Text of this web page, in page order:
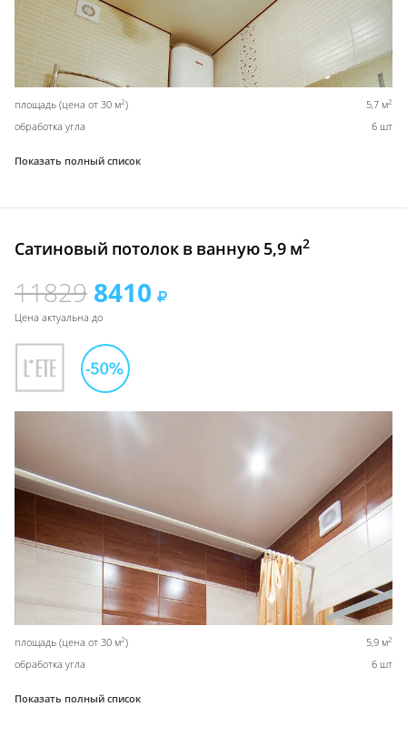
площадь (цена от 30 м2) 5,7 м2
обработка угла 6 шт
Показать полный список
Сатиновый потолок в ванную 5,9 м2
11829 8410
Цена актуальна до
площадь (цена от 30 м2) 5,9 м2
обработка угла 6 шт
Показать полный список